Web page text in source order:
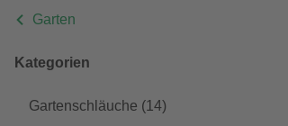
Garten
Kategorien
Gartenschläuche (14)